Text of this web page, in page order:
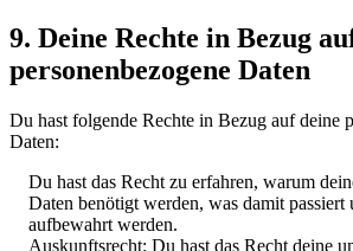
9. Deine Rechte in Bezug
personenbezogene Daten
Du hast folgende Rechte in Bezug auf deine
Daten:
Du hast das Recht zu erfahren, warum
Daten benötigt werden, was damit passiert
aufbewahrt werden.
Auskunftsrecht: Du hast das Recht deine